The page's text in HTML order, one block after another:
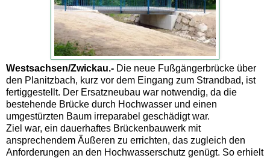
Westsachsen/Zwickau.- Die neue Fußgängerbrücke über
den Planitzbach, kurz vor dem Eingang zum Strandbad, ist
fertiggestellt. Der Ersatzneubau war notwendig, da die
bestehende Brücke durch Hochwasser und einen
umgestürzten Baum irreparabel geschädigt war.
Ziel war, ein dauerhaftes Brückenbauwerk mit
ansprechendem Äußeren zu errichten, das zugleich den
Anforderungen an den Hochwasserschutz genügt. So erhielt